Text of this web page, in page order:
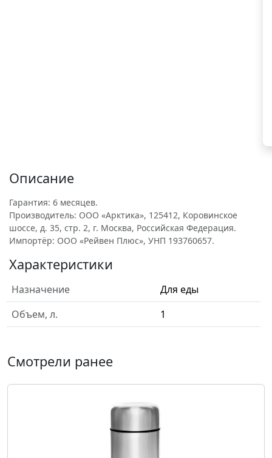
Описание
Гарантия: 6 месяцев.
Производитель: ООО «Арктика», 125412, Коровинское
шоссе, д. 35, стр. 2, г. Москва, Российская Федерация.
Импортёр: ООО «Рейвен Плюс», УНП 193760657.
Характеристики
Назначение
Для еды
Объем, л.
1
Смотрели ранее